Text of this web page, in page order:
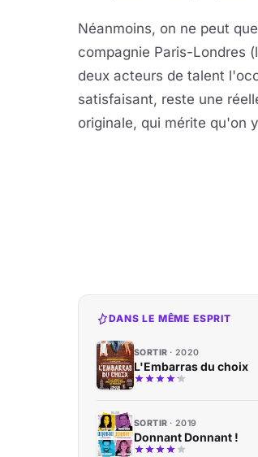
Néanmoins, on ne peut
compagnie Paris-Londres
deux acteurs de talent
satisfaisant, reste une
originale, qui mérite qu'on
DANS LE MÊME ESPRIT
SORTIR 2020
L'Embarras du choix
SORTIR 2019
Donnant Donnant !